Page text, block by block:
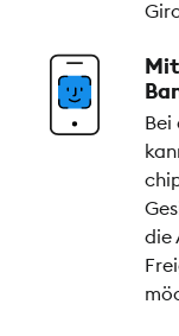
die